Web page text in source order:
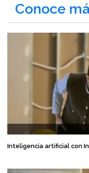
Conoce
Inteligencia artificial con